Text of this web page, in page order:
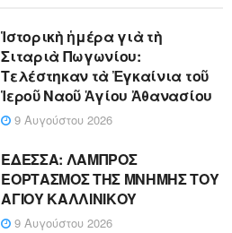
Ἱστορικὴ ἡμέρα γιὰ τὴ
Σιταριὰ Πωγωνίου:
Τελέστηκαν τὰ Ἐγκαίνια τοῦ
Ἱεροῦ Ναοῦ Ἁγίου Ἀθανασίου
9 Αυγούστου 2026
ΕΔΕΣΣΑ: ΛΑΜΠΡΟΣ
ΕΟΡΤΑΣΜΟΣ ΤΗΣ ΜΝΗΜΗΣ ΤΟΥ
ΑΓΙΟΥ ΚΑΛΛΙΝΙΚΟΥ
9 Αυγούστου 2026